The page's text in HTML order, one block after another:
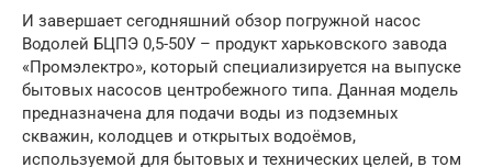
И завершает сегодняшний обзор погружной насос
Водолей БЦПЭ 0,5-50У – продукт харьковского завода
«Промэлектро», который специализируется на выпуске
бытовых насосов центробежного типа. Данная модель
предназначена для подачи воды из подземных
скважин, колодцев и открытых водоёмов,
используемой для бытовых и технических целей, в том